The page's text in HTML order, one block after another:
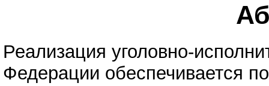
Реализация уголовно-
Федерации обеспечивается